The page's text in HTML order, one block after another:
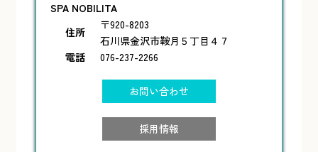
SPA NOBILITA
住所
〒920-8203
石川県金沢市鞍月５丁目４７
電話
076-237-2266
お問い合わせ
採用情報